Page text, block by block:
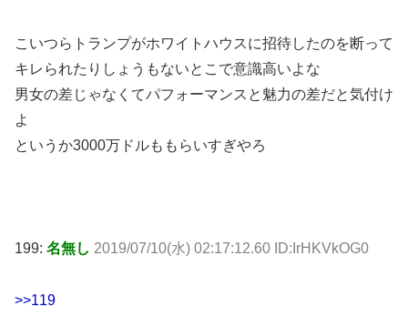
こいつらトランプがホワイトハウスに招待したのを断って
キレられたりしょうもないとこで意識高いよな
男女の差じゃなくてパフォーマンスと魅力の差だと気付け
よ
というか3000万ドルももらいすぎやろ
199: 名無し 2019/07/10(水) 02:17:12.60 ID:IrHKVkOG0
>>119